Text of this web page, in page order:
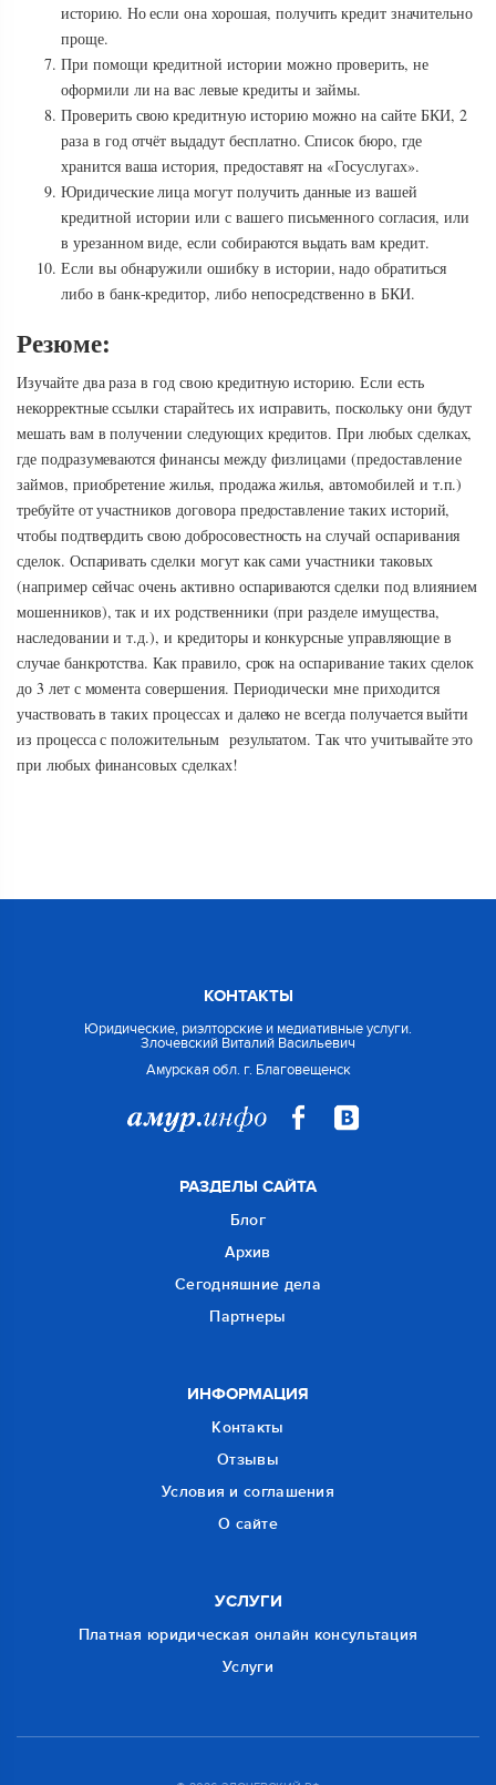
историю. Но если она хорошая, получить кредит значительно
проще.
При помощи кредитной истории можно проверить, не
оформили ли на вас левые кредиты и займы.
Проверить свою кредитную историю можно на сайте БКИ, 2
раза в год отчёт выдадут бесплатно. Список бюро, где
хранится ваша история, предоставят на «Госуслугах».
Юридические лица могут получить данные из вашей
кредитной истории или с вашего письменного согласия, или
в урезанном виде, если собираются выдать вам кредит.
Если вы обнаружили ошибку в истории, надо обратиться
либо в банк-кредитор, либо непосредственно в БКИ.
Резюме:
Изучайте два раза в год свою кредитную историю. Если есть
некорректные ссылки старайтесь их исправить, поскольку они будут
мешать вам в получении следующих кредитов. При любых сделках,
где подразумеваются финансы между физлицами (предоставление
займов, приобретение жилья, продажа жилья, автомобилей и т.п.)
требуйте от участников договора предоставление таких историй,
чтобы подтвердить свою добросовестность на случай оспаривания
сделок. Оспаривать сделки могут как сами участники таковых
(например сейчас очень активно оспариваются сделки под влиянием
мошенников), так и их родственники (при разделе имущества,
наследовании и т.д.), и кредиторы и конкурсные управляющие в
случае банкротства. Как правило, срок на оспаривание таких сделок
до 3 лет с момента совершения. Периодически мне приходится
участвовать в таких процессах и далеко не всегда получается выйти
из процесса с положительным результатом. Так что учитывайте это
при любых финансовых сделках!
КОНТАКТЫ
Юридические, риэлторские и медиативные услуги.
Злочевский Виталий Васильевич
Амурская обл. г. Благовещенск
РАЗДЕЛЫ САЙТА
Блог
Архив
Сегодняшние дела
Партнеры
ИНФОРМАЦИЯ
Контакты
Отзывы
Условия и соглашения
О сайте
УСЛУГИ
Платная юридическая онлайн консультация
Услуги